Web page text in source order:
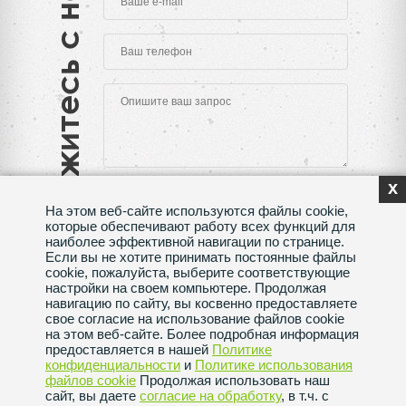
Свяжитесь с нами
Нажимая на кнопку "Отправить", Вы даете согласие
на обработку своихперсональных данных
Сделано в веб-студииSeoMAX
Политика конфиденциальности
Пользовательское соглашение
x
На этом веб-сайте используются файлы cookie,
которые обеспечивают работу всех функций для
наиболее эффективной навигации по странице.
Если вы не хотите принимать постоянные файлы
cookie, пожалуйста, выберите соответствующие
настройки на своем компьютере. Продолжая
навигацию по сайту, вы косвенно предоставляете
свое согласие на использование файлов cookie
на этом веб-сайте. Более подробная информация
предоставляется в нашей Политике
конфиденциальности и Политике использования
файлов сookie Продолжая использовать наш
сайт, вы даете согласие на обработку, в т.ч. с